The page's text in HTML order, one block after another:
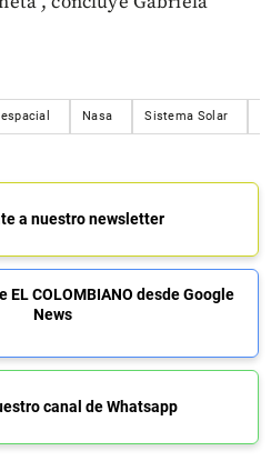
Nasa Sistema Solar
a nuestro newsletter
EL COLOMBIANO desde Google
News
canal de Whatsapp